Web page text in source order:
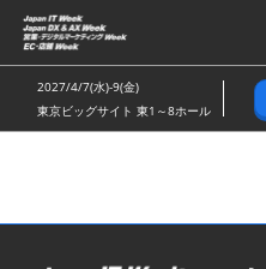
ス
キ
ッ
し
む
2027/4/7(水)-9(金)
東京ビッグサイト 東1～8ホール